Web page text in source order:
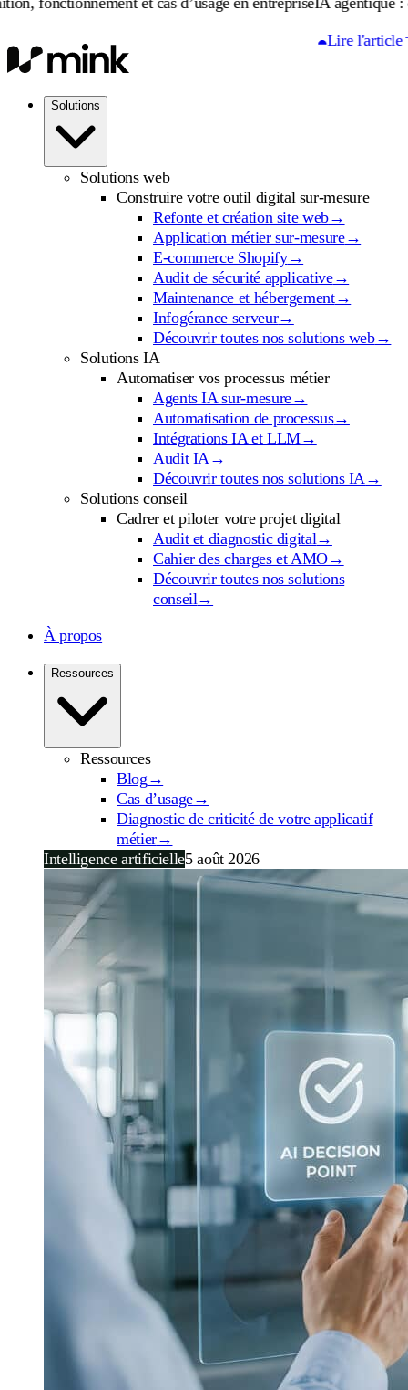
Lire l'article
Solutions
Solutions web
Construire votre outil digital sur-mesure
Refonte et création site web→
Application métier sur-mesure→
E-commerce Shopify→
Audit de sécurité applicative→
Maintenance et hébergement→
Infogérance serveur→
Découvrir toutes nos solutions web→
Solutions IA
Automatiser vos processus métier
Agents IA sur-mesure→
Automatisation de processus→
Intégrations IA et LLM→
Audit IA→
Découvrir toutes nos solutions IA→
Solutions conseil
Cadrer et piloter votre projet digital
Audit et diagnostic digital→
Cahier des charges et AMO→
Découvrir toutes nos solutions
conseil→
À propos
Ressources
Ressources
Blog →
Cas d’usage→
Diagnostic de criticité de votre applicatif
métier→
Intelligence artificielle5 août 2026